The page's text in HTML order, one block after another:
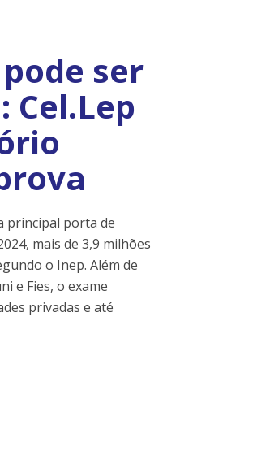
ser
Cel.Lep
principal porta de
mais de 3,9 milhões
o Inep. Além de
e Fies, o exame
privadas e até